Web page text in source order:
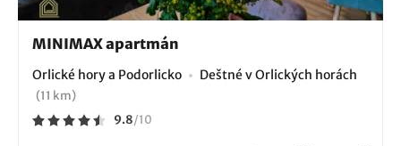
MINIMAX apartmán
Orlické hory a Podorlicko Deštné v Orlických horách
(11 km)
9.8/10